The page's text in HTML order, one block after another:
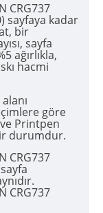
CRG737
sayfaya kadar
bir
sayfa
ağırlıkla,
hacmi
göre
Printpen
durumdur.
CRG737
CRG737